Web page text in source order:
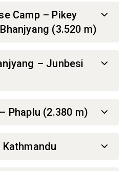
Camp – Pikey
(3.520 m)
– Junbesi
Phaplu (2.380 m)